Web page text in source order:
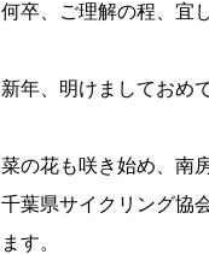
何卒、ご理解の程、宜
新年、明けましておめ
菜の花も咲き始め、南
千葉県サイクリング協
ます。